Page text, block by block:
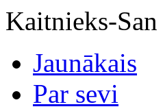
Kaitnieks-San
Jaunākais
Par sevi